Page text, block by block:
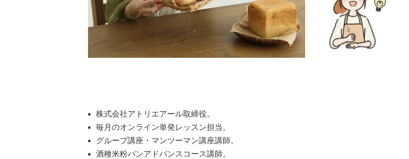
株式会社アトリエアール取締役。
毎月のオンライン単発レッスン担当。
グループ講座・マンツーマン講座講師。
酒種米粉パンアドバンスコース講師。